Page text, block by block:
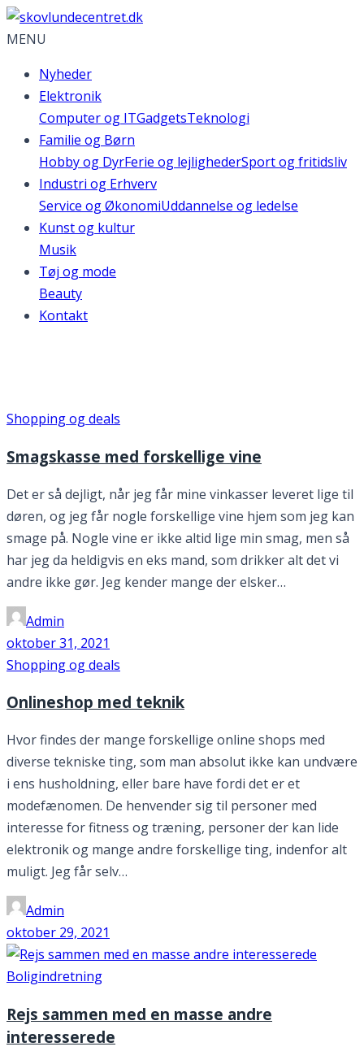
MENU
Nyheder
Elektronik
Computer og ITGadgetsTeknologi
Familie og Børn
Hobby og DyrFerie og lejlighederSport og fritidsliv
Industri og Erhverv
Service og ØkonomiUddannelse og ledelse
Kunst og kultur
Musik
Tøj og mode
Beauty
Kontakt
Shopping og deals
Smagskasse med forskellige vine
Det er så dejligt, når jeg får mine vinkasser leveret lige til
døren, og jeg får nogle forskellige vine hjem som jeg kan
smage på. Nogle vine er ikke altid lige min smag, men så
har jeg da heldigvis en eks mand, som drikker alt det vi
andre ikke gør. Jeg kender mange der elsker…
Admin
oktober 31, 2021
Shopping og deals
Onlineshop med teknik
Hvor findes der mange forskellige online shops med
diverse tekniske ting, som man absolut ikke kan undvære
i ens husholdning, eller bare have fordi det er et
modefænomen. De henvender sig til personer med
interesse for fitness og træning, personer der kan lide
elektronik og mange andre forskellige ting, indenfor alt
muligt. Jeg får selv…
Admin
oktober 29, 2021
Boligindretning
Rejs sammen med en masse andre
interesserede